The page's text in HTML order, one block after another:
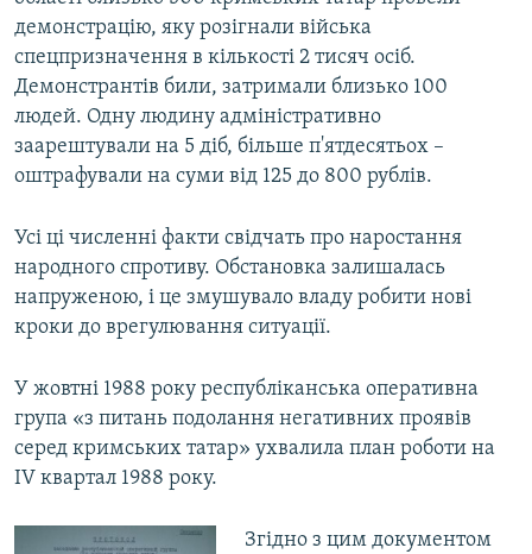
демонстрацію, яку розігнали війська
спецпризначення в кількості 2 тисяч осіб.
Демонстрантів били, затримали близько 100
людей. Одну людину адміністративно
заарештували на 5 діб, більше п'ятдесятьох –
оштрафували на суми від 125 до 800 рублів.
Усі ці численні факти свідчать про наростання
народного спротиву. Обстановка залишалась
напруженою, і це змушувало владу робити нові
кроки до врегулювання ситуації.
У жовтні 1988 року республіканська оперативна
група «з питань подолання негативних проявів
серед кримських татар» ухвалила план роботи на
IV квартал 1988 року.
Згідно з цим документом